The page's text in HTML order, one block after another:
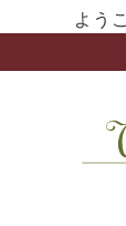
よう